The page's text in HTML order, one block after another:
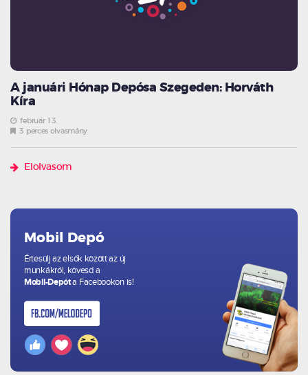
A januári Hónap Depósa Szegeden: Horváth
Kíra
február 13.
3 perces olvasmány
Elolvasom
Mobil Depó
Értesülj az elsők között az új
munkákról, kövesd a
Mobil-Depóta Facebookon is!